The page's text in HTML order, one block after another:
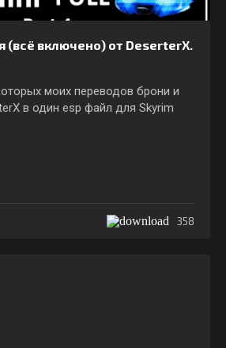
(всё включено) от DeserterX.
моих переводов брони и
в один esp файл для Skyrim
358